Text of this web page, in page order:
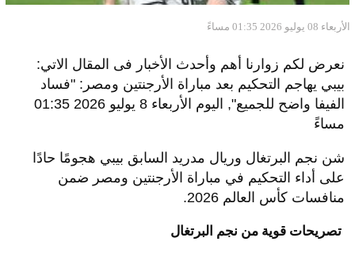
الأربعاء 08 يوليو 2026 01:35 مساءً
نعرض لكم زوارنا أهم وأحدث الأخبار فى المقال الاتي:
بيبي يهاجم التحكيم بعد مباراة الأرجنتين ومصر: "فساد
الفيفا واضح للجميع", اليوم الأربعاء 8 يوليو 2026 01:35
مساءً
شن نجم البرتغال وريال مدريد السابق بيبي هجومًا حادًا
على أداء التحكيم في مباراة الأرجنتين ومصر ضمن
منافسات كأس العالم 2026.